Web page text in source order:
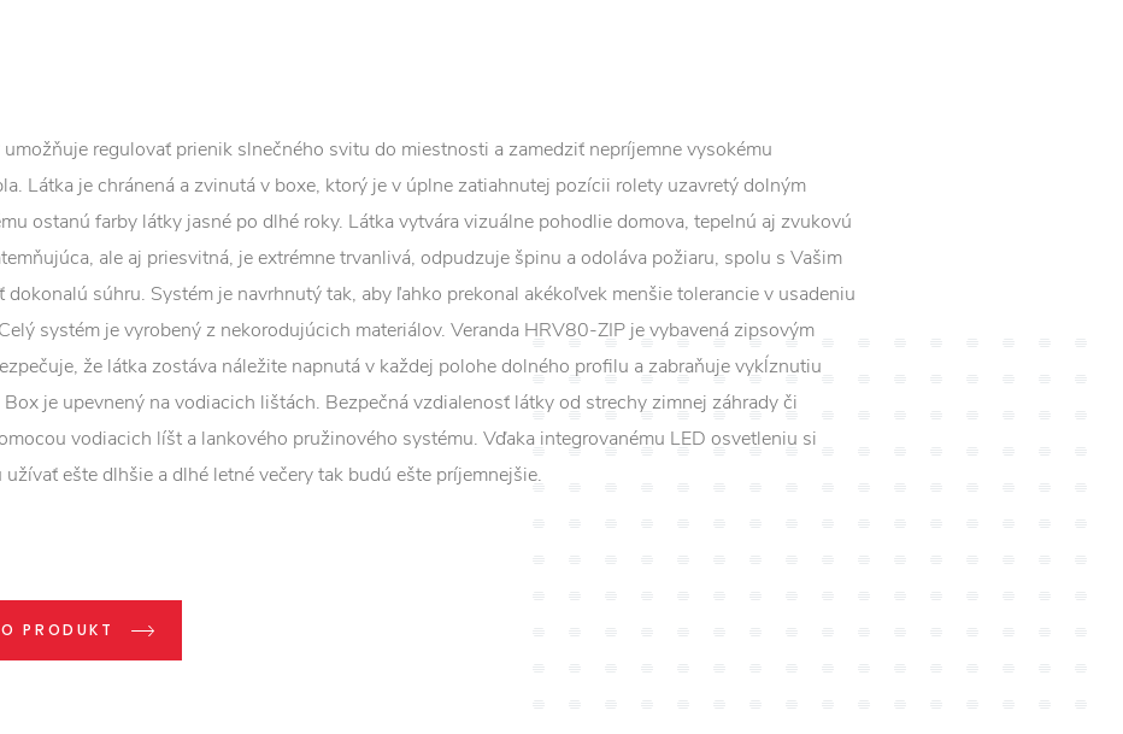
regulovať prienik slnečného svitu do miestnosti a zamedziť nepríjemne vysokému
Látka je chránená a zvinutá v boxe, ktorý je v úplne zatiahnutej pozícii rolety uzavretý dolným
ostanú farby látky jasné po dlhé roky. Látka vytvára vizuálne pohodlie domova, tepelnú aj zvukovú
ale aj priesvitná, je extrémne trvanlivá, odpudzuje špinu a odoláva požiaru, spolu s Vašim
súhru. Systém je navrhnutý tak, aby ľahko prekonal akékoľvek menšie tolerancie v usadeniu
systém je vyrobený z nekorodujúcich materiálov. Veranda HRV80-ZIP je vybavená zipsovým
že látka zostáva náležite napnutá v každej polohe dolného profilu a zabraňuje vykĺznutiu
je upevnený na vodiacich lištách. Bezpečná vzdialenosť látky od strechy zimnej záhrady či
vodiacich líšt a lankového pružinového systému. Vďaka integrovanému LED osvetleniu si
ešte dlhšie a dlhé letné večery tak budú ešte príjemnejšie.
PRODUKT